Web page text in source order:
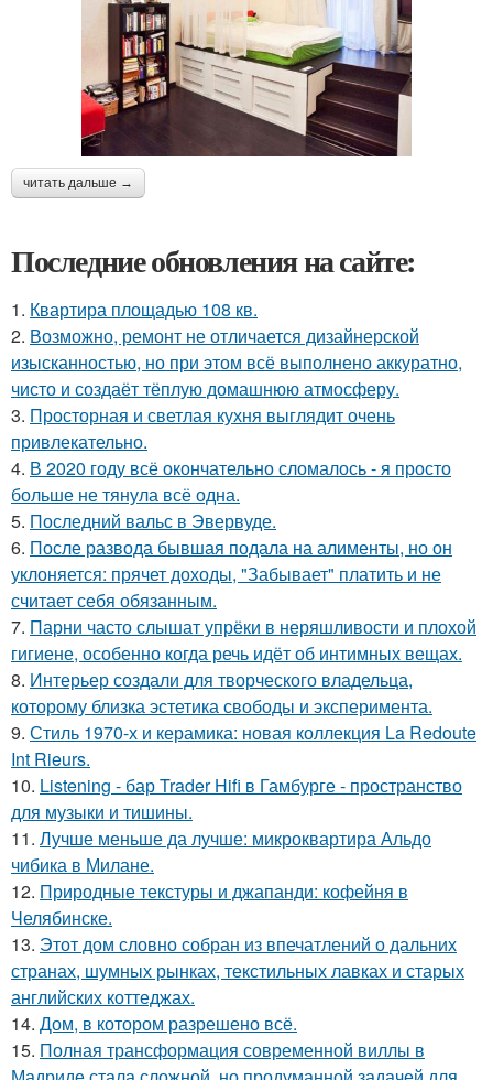
читать дальше →
Последние обновления на сайте:
1. Квартира площадью 108 кв.
2. Возможно, ремонт не отличается дизайнерской
изысканностью, но при этом всё выполнено аккуратно,
чисто и создаёт тёплую домашнюю атмосферу.
3. Просторная и светлая кухня выглядит очень
привлекательно.
4. В 2020 году всё окончательно сломалось - я просто
больше не тянула всё одна.
5. Последний вальс в Эвервуде.
6. После развода бывшая подала на алименты, но он
уклоняется: прячет доходы, "Забывает" платить и не
считает себя обязанным.
7. Парни часто слышат упрёки в неряшливости и плохой
гигиене, особенно когда речь идёт об интимных вещах.
8. Интерьер создали для творческого владельца,
которому близка эстетика свободы и эксперимента.
9. Стиль 1970-х и керамика: новая коллекция La Redoute
Int Rieurs.
10. Listening - бар Trader Hifi в Гамбурге - пространство
для музыки и тишины.
11. Лучше меньше да лучше: микроквартира Альдо
чибика в Милане.
12. Природные текстуры и джапанди: кофейня в
Челябинске.
13. Этот дом словно собран из впечатлений о дальних
странах, шумных рынках, текстильных лавках и старых
английских коттеджах.
14. Дом, в котором разрешено всё.
15. Полная трансформация современной виллы в